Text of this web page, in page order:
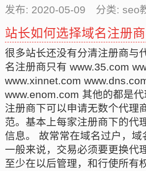
发布: 2020-05-09 分类: seo
站长如何选择域名注册
很多站长还没有分清注册商与
名注册商只有 www.35.com
www.xinnet.com
www.enom.com 其他的都是代
注册商下可以申请无数个代理
范。基本上每家注册商下的代
信息。 故常常在域名过户，
一般来说，交易必须要更换代
至少在以后管理，和行使所有